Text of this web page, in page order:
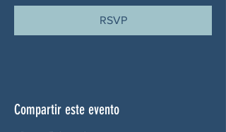
RSVP
Compartir este evento